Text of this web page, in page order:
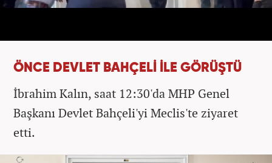
ÖNCE DEVLET BAHÇELİ İLE GÖRÜŞTÜ
İbrahim Kalın, saat 12:30'da MHP Genel
Başkanı Devlet Bahçeli'yi Meclis'te ziyaret
etti.